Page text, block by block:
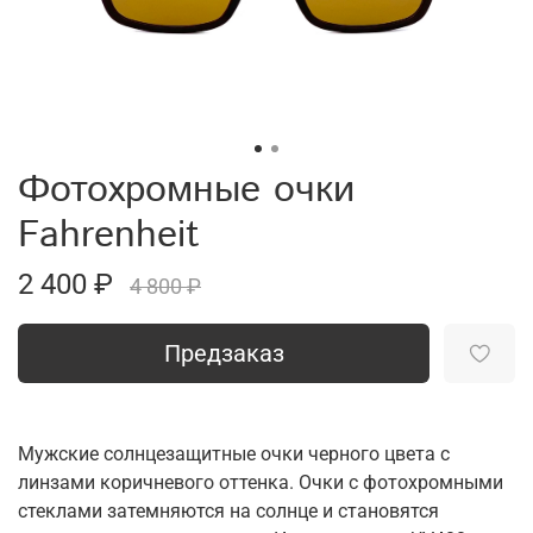
Фотохромные очки
Fahrenheit
2 400 ₽ 4 800 ₽
Предзаказ
Мужские солнцезащитные очки черного цвета с
линзами коричневого оттенка. Очки с фотохромными
стеклами затемняются на солнце и становятся